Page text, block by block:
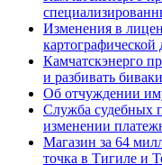
Изменения в
картографической
Камчатскэнерго
и разбивать
Об отчуждении
Служба судебных
изменении
Магазин за 64
точка в Тигиле и